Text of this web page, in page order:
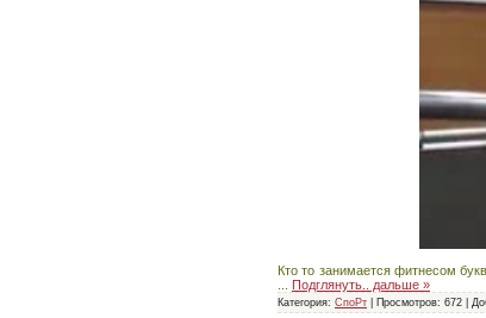
Кто то занимается фитнесом
Подглянуть.. дальше »
Категория: СпоРт Просмотров: 672